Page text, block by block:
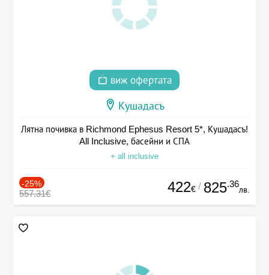
виж офертата
Кушадасъ
Лятна почивка в Richmond Ephesus Resort 5*, Кушадасъ!
All Inclusive, басейни и СПА
+ all inclusive
-25%
557.31€ 422€ / 825.36
лв.